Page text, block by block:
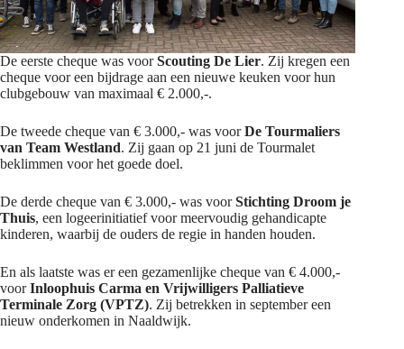
De eerste cheque was voorScouting De Lier. Zij kregen een
cheque voor een bijdrage aan een nieuwe keuken voor hun
clubgebouw van maximaal € 2.000,-.
De tweede cheque van € 3.000,- was voorDe Tourmaliers
van Team Westland. Zij gaan op 21 juni de Tourmalet
beklimmen voor het goede doel.
De derde cheque van € 3.000,- was voorStichting Droom je
Thuis, een logeerinitiatief voor meervoudig gehandicapte
kinderen, waarbij de ouders de regie in handen houden.
En als laatste was er een gezamenlijke cheque van € 4.000,-
voorInloophuis Carma en Vrijwilligers Palliatieve
Terminale Zorg (VPTZ). Zij betrekken in september een
nieuw onderkomen in Naaldwijk.